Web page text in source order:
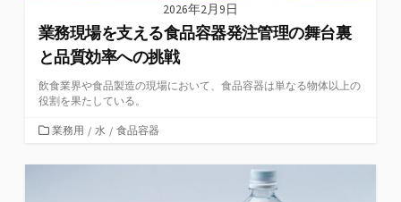
2026年2月9日
業務現場を支える食品容器発注管理の舞台裏
と品質効率への挑戦
飲食業界や食品製造の現場において、食品容器は単なる物体以上の
役割を果たしている。
カ
ゴ
業務用 / 水 / 食品容器